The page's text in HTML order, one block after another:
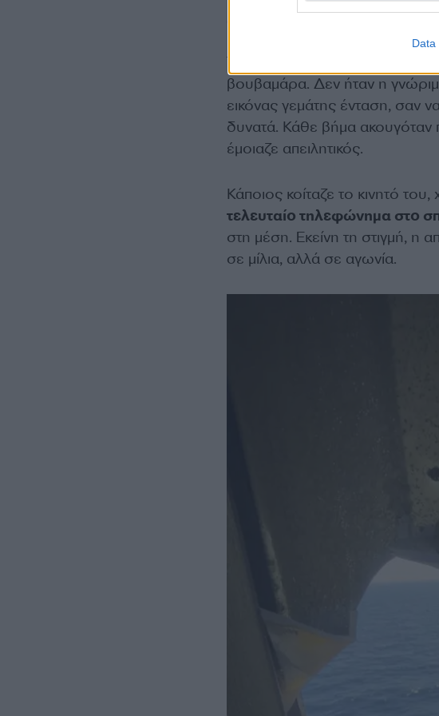
Data
Σιωπηλή μάχη με
Τα στελέχη της Diaplous όταν
βουβαμάρα. Δεν ήταν η
εικόνας γεμάτης ένταση, σαν
δυνατά. Κάθε βήμα ακουγόταν
έμοιαζε απειλητικός.
Κάποιος κοίταζε το κινητό
τελευταίο τηλεφώνημα στο
στη μέση. Εκείνη τη στιγμή, η
σε μίλια, αλλά σε αγωνία.